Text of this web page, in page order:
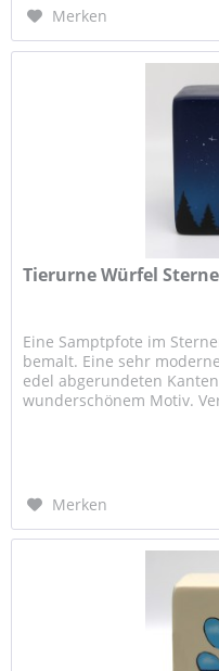
Merken
Tierurne Würfel
Eine Samptpfote im
bemalt. Eine sehr
edel abgerundeten
wunderschönem Motiv.
Merken